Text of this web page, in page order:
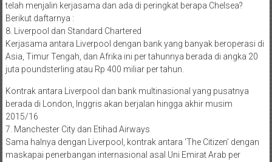
telah menjalin kerjasama dan ada di peringkat berapa Chelsea?
Berikut daftarnya :
8. Liverpool dan Standard Chartered
Kerjasama antara Liverpool dengan bank yang banyak beroperasi di
Asia, Timur Tengah, dan Afrika ini per tahunnya berada di angka 20
juta poundsterling atau Rp 400 miliar per tahun.
Kontrak antara Liverpool dan bank multinasional yang pusatnya
berada di London, Inggris akan berjalan hingga akhir musim
2015/16
7. Manchester City dan Etihad Airways
Sama halnya dengan Liverpool, kontrak antara ‘The Citizen’ dengan
maskapai penerbangan internasional asal Uni Emirat Arab per